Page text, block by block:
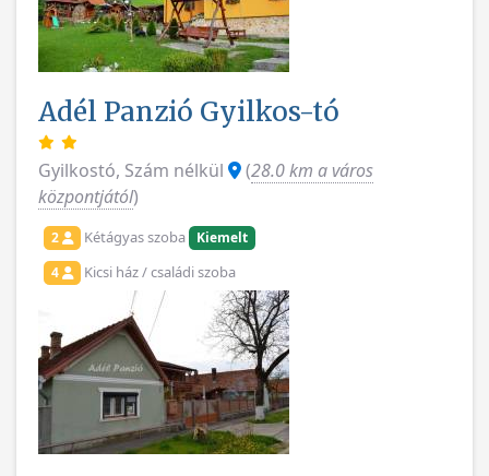
Adél Panzió Gyilkos-tó
Gyilkostó, Szám nélkül (28.0 km a város
központjától)
2 Kétágyas szoba
Kiemelt
4
Kicsi ház / családi szoba